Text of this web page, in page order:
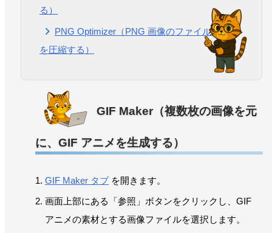
る）
PNG Optimizer（PNG 画像のファイルサイズ
を圧縮する）
GIF Maker（複数枚の画像を元
に、GIF アニメを生成する）
GIF Maker タブ を開きます。
画面上部にある「参照」ボタンをクリックし、GIF
アニメの素材とする画像ファイルを選択します。